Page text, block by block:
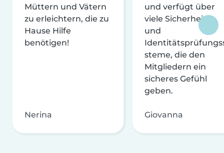
Müttern und Vätern
zu erleichtern, die zu
Hause Hilfe
benötigen!
Nerina
und verfügt über
viele Sicherheits-
und
steme, die den
Mitgliedern ein
sicheres Gefühl
geben.
Giovanna